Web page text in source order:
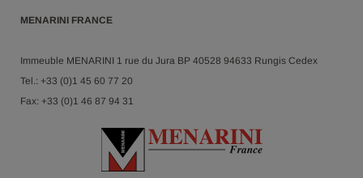
MENARINI FRANCE
Immeuble MENARINI 1 rue du Jura BP 40528 94633 Rungis Cedex
Tel.: +33 (0)1 45 60 77 20
Fax: +33 (0)1 46 87 94 31